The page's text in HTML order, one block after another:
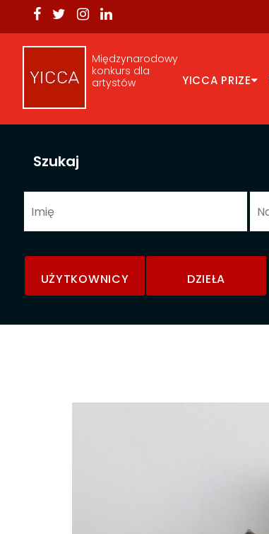
Międzynarodowy
konkurs dla
artystów
YICCA PRIZE
Szukaj
UŻYTKOWNICY DZIEŁA